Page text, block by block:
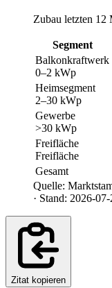
Zubau letzten 12
Segment
Balkonkraftwerk
0–2 kWp
Heimsegment
2–30 kWp
Gewerbe
>30 kWp
Freifläche
Freifläche
Gesamt
Quelle:
· Stand: 2026-
Zitat kopieren